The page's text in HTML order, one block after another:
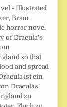
- Illustrated
Bram .
horror novel
of Dracula's
so that
and spread
ist ein
Draculas
zu